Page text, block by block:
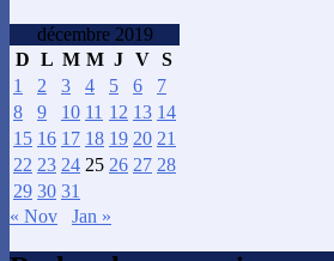
décembre 2019
D L M M J V S
1
2 3 4 5 6
7
8
9 10 11 12 13 14
15 16 17 18 19 20 21
22 23 24 25 26 27 28
29 30 31
« Nov
Jan »